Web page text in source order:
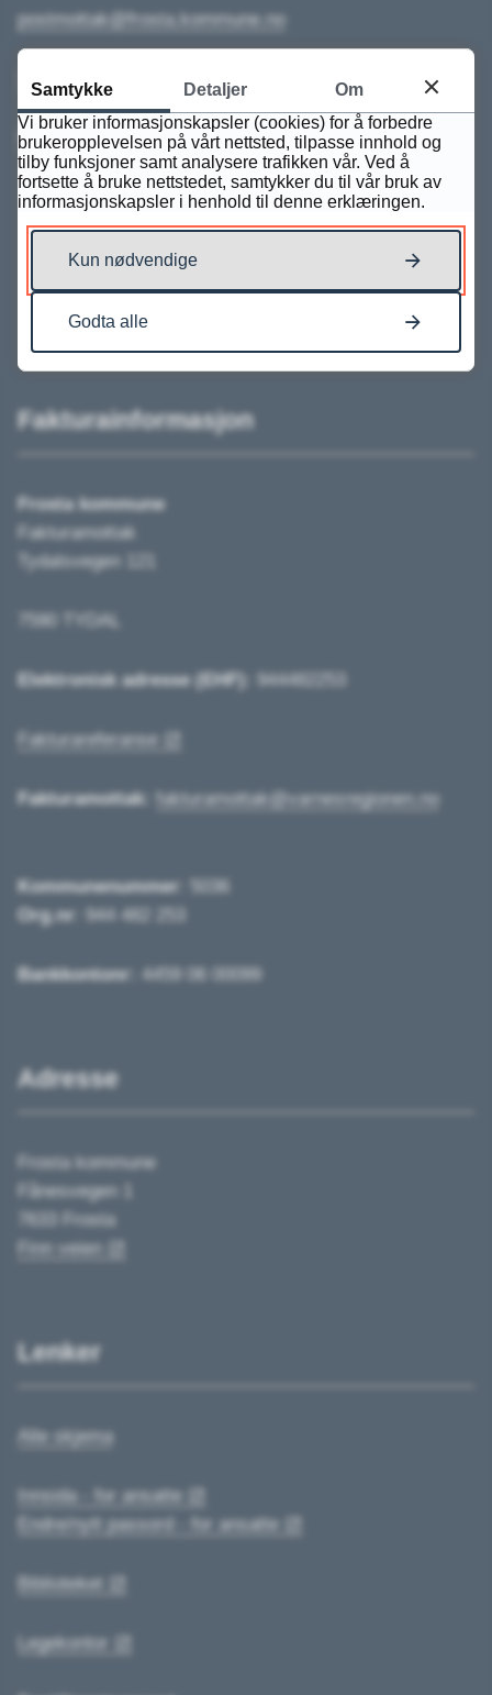
postmottak@frosta.kommune.no
Send sikker digital post
Finn ansatte
Fakturainformasjon
Frosta kommune
Fakturamottak
Tydalsvegen 121
7590 TYDAL
Elektronisk adresse (EHF): 944482253
Fakturareferanse
Fakturamottak: fakturamottak@varnesregionen.no
Kommunenummer : 5036
Org.nr : 944 482 253
Bankkontonr: 4459 06 00099
Adresse
Frosta kommune
Fånesvegen 1
7633 Frosta
Finn veien
Lenker
Alle skjema
Innsida - for ansatte
Endre/nytt passord - for ansatte
Biblioteket
Legekontor
Samtykke Detaljer
Om
Vi bruker informasjonskapsler (cookies) for å forbedre
brukeropplevelsen på vårt nettsted, tilpasse innhold og
tilby funksjoner samt analysere trafikken vår. Ved å
fortsette å bruke nettstedet, samtykker du til vår bruk av
informasjonskapsler i henhold til denne erklæringen.
Kun nødvendige
Godta alle